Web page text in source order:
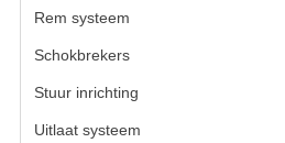
Rem systeem
Schokbrekers(14)
Stuur inrichting
Uitlaat systeem